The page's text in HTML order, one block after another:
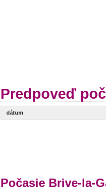
Predpoveď
dátum
Počasie Brive-la-